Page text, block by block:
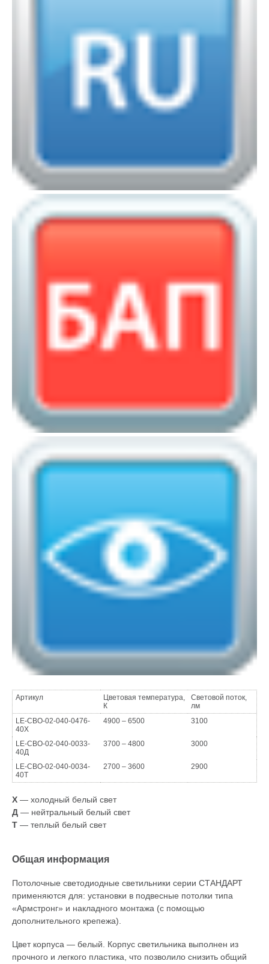
Артикул
Цветовая температура,
К
Световой поток,
лм
LE-СВО-02-040-0476-
40Х
4900 – 6500 3100
LE-СВО-02-040-0033-
40Д
3700 – 4800 3000
LE-СВО-02-040-0034-
40Т
2700 – 3600 2900
Х — холодный белый свет
Д — нейтральный белый свет
Т — теплый белый свет
Общая информация
Потолочные светодиодные светильники серии СТАНДАРТ
применяются для: установки в подвесные потолки типа
«Армстронг» и накладного монтажа (с помощью
дополнительного крепежа).
Цвет корпуса — белый. Корпус светильника выполнен из
прочного и легкого пластика, что позволило снизить общий